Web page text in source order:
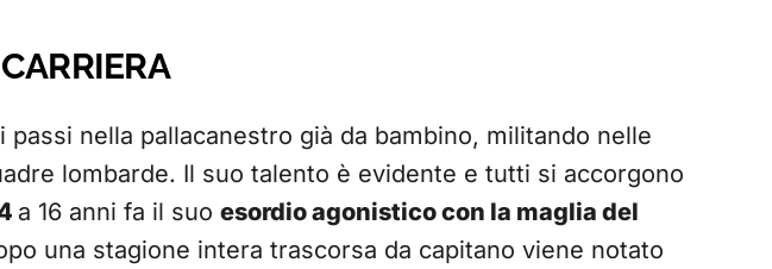
passi nella pallacanestro già da bambino, militando nelle
lombarde. Il suo talento è evidente e tutti si accorgono
a 16 anni fa il suo esordio agonistico con la maglia del
una stagione intera trascorsa da capitano viene notato